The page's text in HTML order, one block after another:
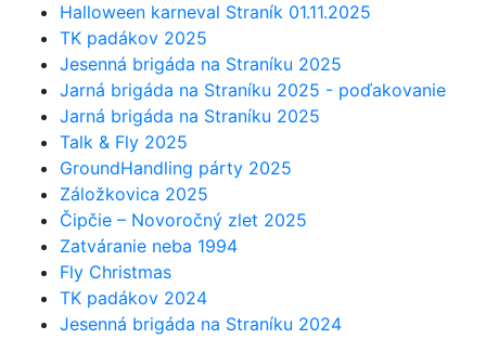
Halloween karneval Straník 01.11.2025
TK padákov 2025
Jesenná brigáda na Straníku 2025
Jarná brigáda na Straníku 2025 - poďakovanie
Jarná brigáda na Straníku 2025
Talk & Fly 2025
GroundHandling párty 2025
Záložkovica 2025
Čipčie – Novoročný zlet 2025
Zatváranie neba 1994
Fly Christmas
TK padákov 2024
Jesenná brigáda na Straníku 2024